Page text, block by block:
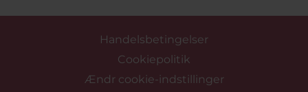
Handelsbetingelser
Cookiepolitik
Ændr cookie-indstillinger